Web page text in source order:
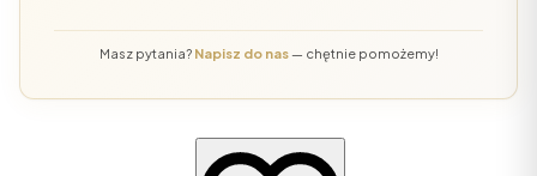
Masz pytania? Napisz do nas— chętnie pomożemy!